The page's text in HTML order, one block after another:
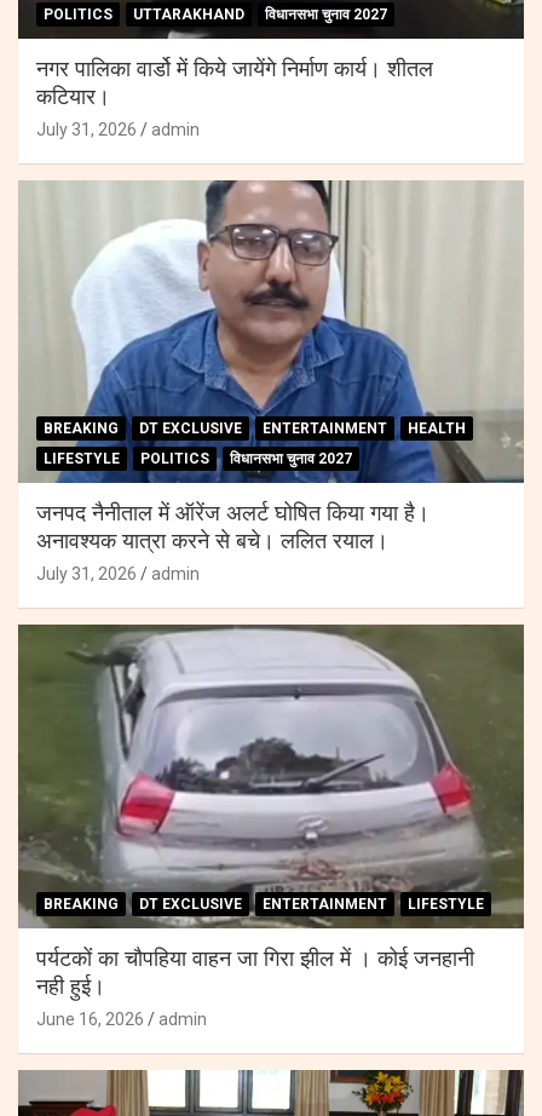
POLITICS UTTARAKHAND विधानसभा चुनाव 2027
नगर पालिका वार्डो में किये जायेंगे निर्माण कार्य। शीतल
कटियार।
July 31, 2026 admin
BREAKING DT EXCLUSIVE ENTERTAINMENT
HEALTH
LIFESTYLE
POLITICS विधानसभा चुनाव 2027
जनपद नैनीताल में ऑरेंज अलर्ट घोषित किया गया है।
अनावश्यक यात्रा करने से बचे। ललित रयाल।
July 31, 2026 admin
BREAKING DT EXCLUSIVE ENTERTAINMENT LIFESTYLE
पर्यटकों का चौपहिया वाहन जा गिरा झील में । कोई जनहानी
नही हुई।
June 16, 2026 admin